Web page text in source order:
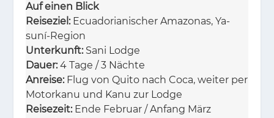
Auf einen Blick
Reiseziel:Ecua­do­ria­ni­scher Ama­zo­nas, Ya­
suní-Re­gi­on
Unterkunft:Sani Lodge
Dauer:4 Tage / 3 Näch­te
Anreise:Flug von Qui­to nach Coca, wei­ter per
Mo­tor­ka­nu und Kanu zur Lodge
Reisezeit:Ende Fe­bru­ar / An­fang März